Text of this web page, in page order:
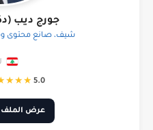
جورج ديب
شيف، صانع محتوى
5.0
★
★
★
عرض